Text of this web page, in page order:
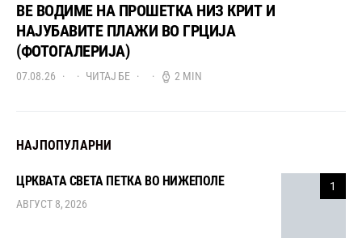
ВЕ ВОДИМЕ НА ПРОШЕТКА НИЗ КРИТ И
НАЈУБАВИТЕ ПЛАЖИ ВО ГРЦИЈА
(ФОТОГАЛЕРИЈА)
07.08.26 ЧИТАЈ БЕ 2 MIN
НАЈПОПУЛАРНИ
1
ЦРКВАТА СВЕТА ПЕТКА ВО НИЖЕПОЛЕ
АВГУСТ 8, 2026